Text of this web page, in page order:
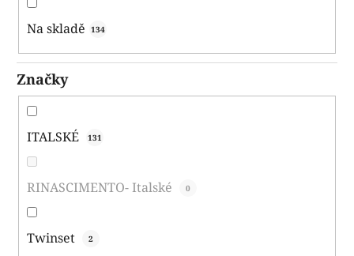
ů
Na skladě 134
Značky
ITALSKÉ 131
RINASCIMENTO- Italské 0
Twinset 2